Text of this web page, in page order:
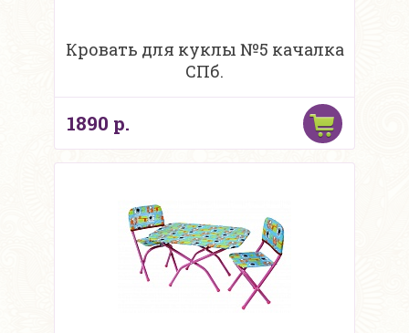
Кровать для куклы №5 качалка
СПб.
1890 р.